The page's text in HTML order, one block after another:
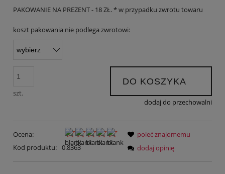
PAKOWANIE NA PREZENT - 18 ZŁ. * w przypadku zwrotu towaru
koszt pakowania nie podlega zwrotowi:
szt.
DO KOSZYKA
dodaj do przechowalni
Ocena:
Kod produktu: 0.8363
poleć znajomemu
dodaj opinię